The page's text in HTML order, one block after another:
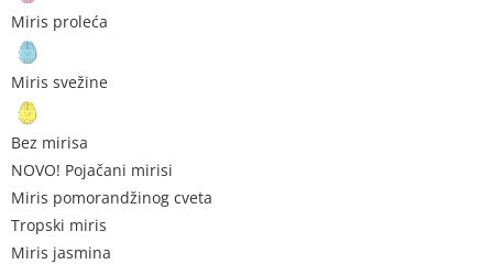
Miris proleća
Miris svežine
Bez mirisa
NOVO! Pojačani mirisi
Miris pomorandžinog cveta
Tropski miris
Miris jasmina